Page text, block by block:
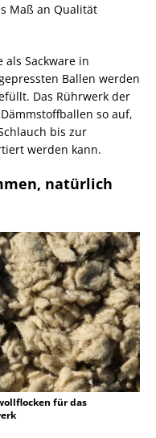
Maß an Qualität
Sackware in
Ballen werden
Das Rührwerk der
so auf,
bis zur
werden kann.
natürlich
für das